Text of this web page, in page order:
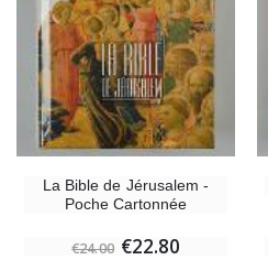
La Bible de Jérusalem -
Poche Cartonnée
€24.00 €22.80